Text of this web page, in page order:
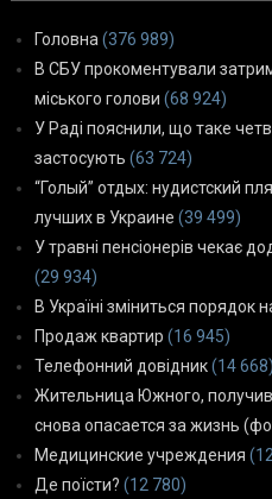
Головна (376 989)
В СБУ прокоментували
міського голови (68 924)
У Раді пояснили, що таке
застосують (63 724)
“Голый” отдых: нудистский
лучших в Украине (39 499)
У травні пенсіонерів чекає
(29 934)
В Україні зміниться порядок
Продаж квартир (16 945)
Телефонний довідник(14 668)
Жительница Южного,
снова опасается за жизнь
Медицинские учреждения
Де поїсти? (12 780)